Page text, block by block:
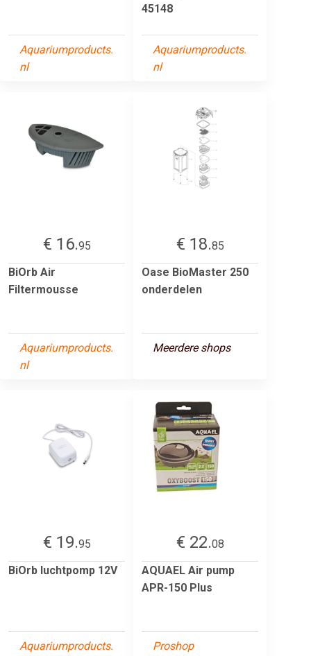
Aquariumproducts.
nl
45148
Aquariumproducts.
nl
€ 16.95
BiOrb Air
Filtermousse
Aquariumproducts.
nl
€ 18.85
Oase BioMaster 250
onderdelen
Meerdere shops
€ 19.95
BiOrb luchtpomp 12V
Aquariumproducts.
€ 22.08
AQUAEL Air pump
APR-150 Plus
Proshop